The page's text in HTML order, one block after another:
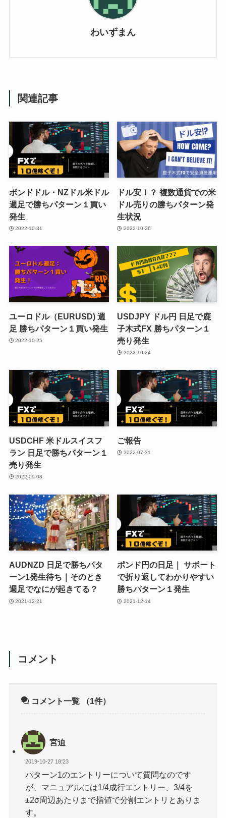
わいずまん
関連記事
ポンドドル・NZドル米ドル
週足で勝ちパターン１買い
発生
2022-10-31
ドル安！？ 複数通貨での米
ドル売りの勝ちパターン発
生状況
2022-10-26
ユーロドル（EURUSD) 週
足 勝ちパターン１買い発生
2022-10-25
USDJPY ドル円 日足で鹿
子木式FX 勝ちパターン１
売り発生
2022-10-24
USDCHF 米ドルスイスフ
ラン 日足で勝ちパターン１
売り発生
2022-09-08
ご報告
2022-07-31
AUDNZD 日足で勝ちパタ
ーン1発生待ち｜そのとき
週足でなにが起きてる？
2021-12-21
ポンド円の日足｜ サポート
で折り返してわかりやすい
勝ちパターン１発生
2021-12-14
コメント
コメント一覧 （1件）
宮迫
2019-10-27 18:23
パターン1のエントリーについて質問なのです
が、マニュアルには1/4成行エントリー、3/4を
±2σ周辺あたりまで指値で分割エントリとありま
す。